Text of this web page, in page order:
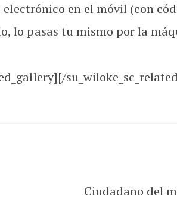
en el móvil (con
lo pasas tu mismo por la
Ciudadano del